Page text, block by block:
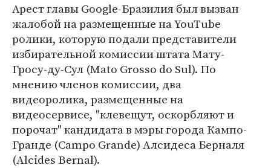
Арест главы Google-Бразилия был вызван
жалобой на размещенные на YouTube
ролики, которую подали представители
избирательной комиссии штата Мату-
Гросу-ду-Сул (Mato Grosso do Sul). По
мнению членов комиссии, два
видеоролика, размещенные на
видеосервисе, "клевещут, оскорбляют и
порочат" кандидата в мэры города Кампо-
Гранде (Campo Grande) Алсидеса Берналя
(Alcides Bernal).